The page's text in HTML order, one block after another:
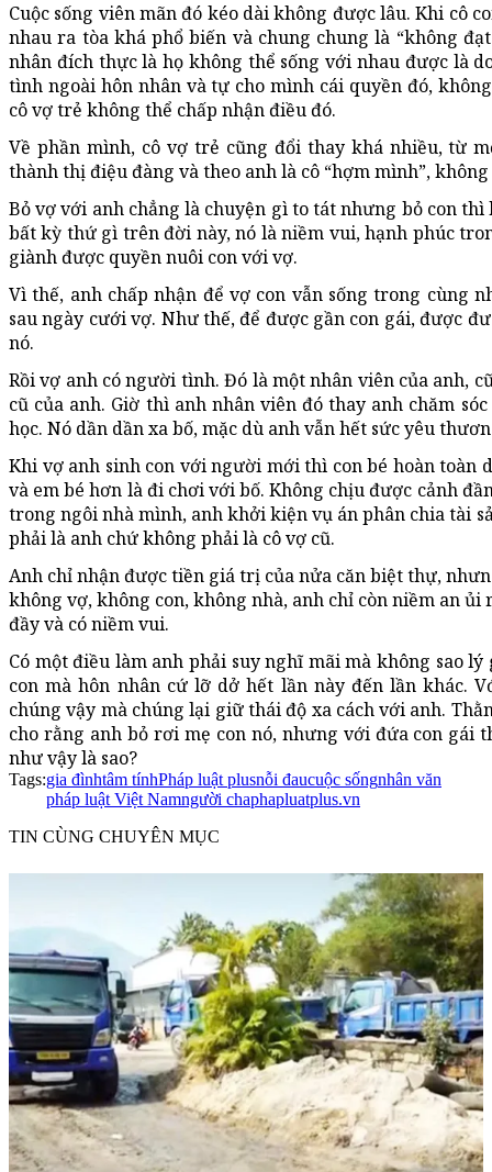
Cuộc sống viên mãn đó kéo dài không được lâu. Khi cô
nhau ra tòa khá phổ biến và chung chung là “không
nhân đích thực là họ không thể sống với nhau được là
tình ngoài hôn nhân và tự cho mình cái quyền đó,
cô vợ trẻ không thể chấp nhận điều đó.
Về phần mình, cô vợ trẻ cũng đổi thay khá nhiều, từ
thành thị điệu đàng và theo anh là cô “hợm mình”,
Bỏ vợ với anh chẳng là chuyện gì to tát nhưng bỏ con
bất kỳ thứ gì trên đời này, nó là niềm vui, hạnh phúc
giành được quyền nuôi con với vợ.
Vì thế, anh chấp nhận để vợ con vẫn sống trong cùng
sau ngày cưới vợ. Như thế, để được gần con gái, được
nó.
Rồi vợ anh có người tình. Đó là một nhân viên của anh,
cũ của anh. Giờ thì anh nhân viên đó thay anh chăm
học. Nó dần dần xa bố, mặc dù anh vẫn hết sức yêu
Khi vợ anh sinh con với người mới thì con bé hoàn toàn
và em bé hơn là đi chơi với bố. Không chịu được cảnh
trong ngôi nhà mình, anh khởi kiện vụ án phân chia tài
phải là anh chứ không phải là cô vợ cũ.
Anh chỉ nhận được tiền giá trị của nửa căn biệt thự,
không vợ, không con, không nhà, anh chỉ còn niềm an ủi
đầy và có niềm vui.
Có một điều làm anh phải suy nghĩ mãi mà không sao
con mà hôn nhân cứ lỡ dở hết lần này đến lần khác.
chúng vậy mà chúng lại giữ thái độ xa cách với anh.
cho rằng anh bỏ rơi mẹ con nó, nhưng với đứa con gái
như vậy là sao?
Tags:gia đìnhtâm tínhPháp luật plusnỗi đaucuộc sốngnhân văn
pháp luật Việt Namngười chaphapluatplus.vn
TIN CÙNG CHUYÊN MỤC